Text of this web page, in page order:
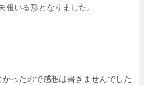
報いる形となりました。
ったので感想は書きませんでした